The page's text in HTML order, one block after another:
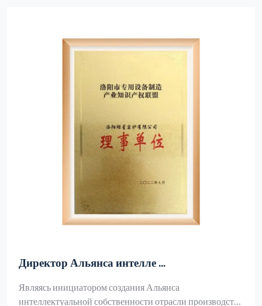
Директор Альянса интелле ...
Являясь инициатором создания Альянса
интеллектуальной собственности отрасли производства